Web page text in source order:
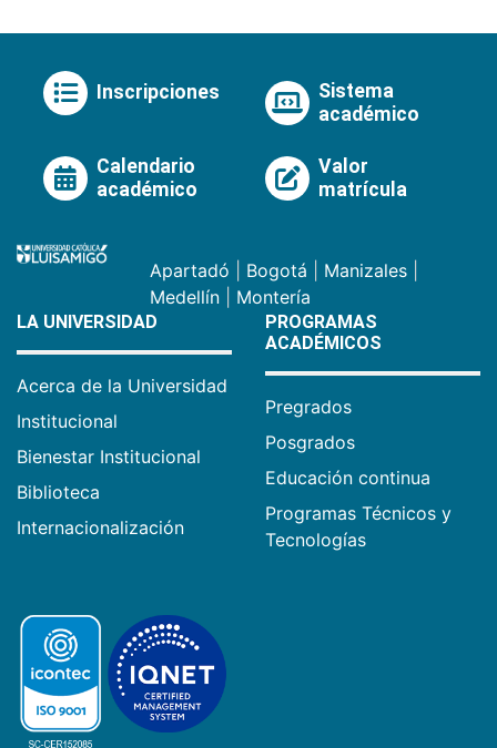
Inscripciones
Sistema
académico
Calendario
académico
Valor
matrícula
Apartadó Bogotá Manizales
Medellín
Montería
LA UNIVERSIDAD
Acerca de la Universidad
Institucional
Bienestar Institucional
Biblioteca
Internacionalización
PROGRAMAS
ACADÉMICOS
Pregrados
Posgrados
Educación continua
Programas Técnicos y
Tecnologías